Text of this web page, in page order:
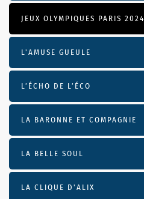
JEUX OLYMPIQUES PARIS 2024
L'AMUSE GUEULE
L’ÉCHO DE L’ÉCO
LA BARONNE ET COMPAGNIE
LA BELLE SOUL
LA CLIQUE D'ALIX